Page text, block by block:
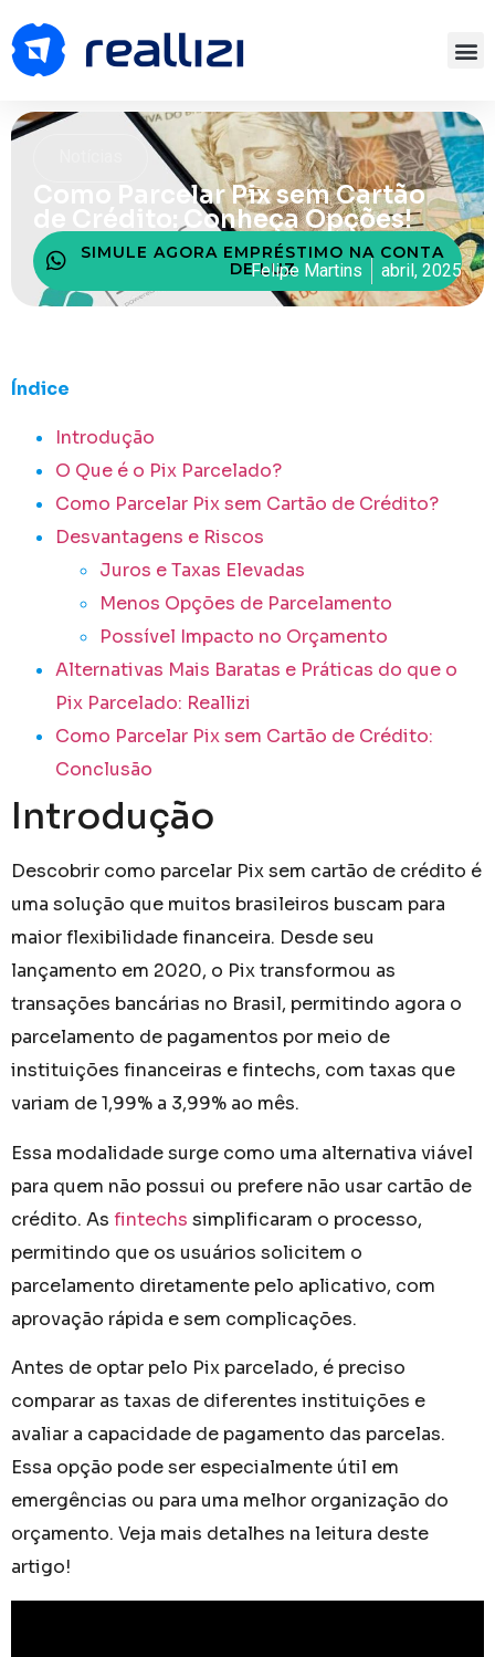
Como Parcelar Pix sem Cartão
de Crédito: Conheça Opções!
SIMULE AGORA EMPRÉSTIMO NA CONTA
DE LUZ
Felipe Martins abril, 2025
Índice
Introdução
O Que é o Pix Parcelado?
Como Parcelar Pix sem Cartão de Crédito​?
Desvantagens e Riscos
Juros e Taxas Elevadas
Menos Opções de Parcelamento
Possível Impacto no Orçamento
Alternativas Mais Baratas e Práticas do que o
Pix Parcelado: Reallizi
Como Parcelar Pix sem Cartão de Crédito​:
Conclusão
Introdução
Descobrir como parcelar Pix sem cartão de crédito é
uma solução que muitos brasileiros buscam para
maior flexibilidade financeira. Desde seu
lançamento em 2020, o Pix transformou as
transações bancárias no Brasil, permitindo agora o
parcelamento de pagamentos por meio de
instituições financeiras e fintechs, com taxas que
variam de 1,99% a 3,99% ao mês.
Essa modalidade surge como uma alternativa viável
para quem não possui ou prefere não usar cartão de
crédito. As fintechs simplificaram o processo,
permitindo que os usuários solicitem o
parcelamento diretamente pelo aplicativo, com
aprovação rápida e sem complicações.
Antes de optar pelo Pix parcelado, é preciso
comparar as taxas de diferentes instituições e
avaliar a capacidade de pagamento das parcelas.
Essa opção pode ser especialmente útil em
emergências ou para uma melhor organização do
orçamento. Veja mais detalhes na leitura deste
artigo!